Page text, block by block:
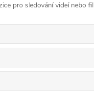
pro sledování videí nebo